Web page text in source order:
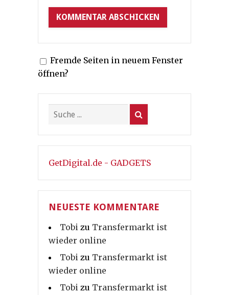
Fremde Seiten in neuem Fenster
öffnen?
GetDigital.de - GADGETS
NEUESTE KOMMENTARE
Tobi zu Transfermarkt ist
wieder online
Tobi zu Transfermarkt ist
wieder online
Tobi zu Transfermarkt ist